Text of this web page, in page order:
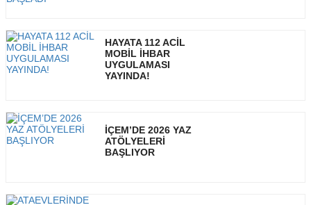
HAYATA 112 ACİL
MOBİL İHBAR
UYGULAMASI
YAYINDA!
İÇEM’DE 2026 YAZ
ATÖLYELERİ
BAŞLIYOR